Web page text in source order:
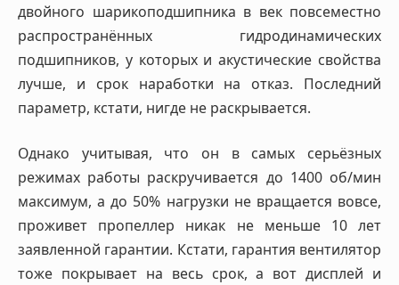
двойного шарикоподшипника в век повсеместно
распространённых гидродинамических
подшипников, у которых и акустические свойства
лучше, и срок наработки на отказ. Последний
параметр, кстати, нигде не раскрывается.
Однако учитывая, что он в самых серьёзных
режимах работы раскручивается до 1400 об/мин
максимум, а до 50% нагрузки не вращается вовсе,
проживет пропеллер никак не меньше 10 лет
заявленной гарантии. Кстати, гарантия вентилятор
тоже покрывает на весь срок, а вот дисплей и